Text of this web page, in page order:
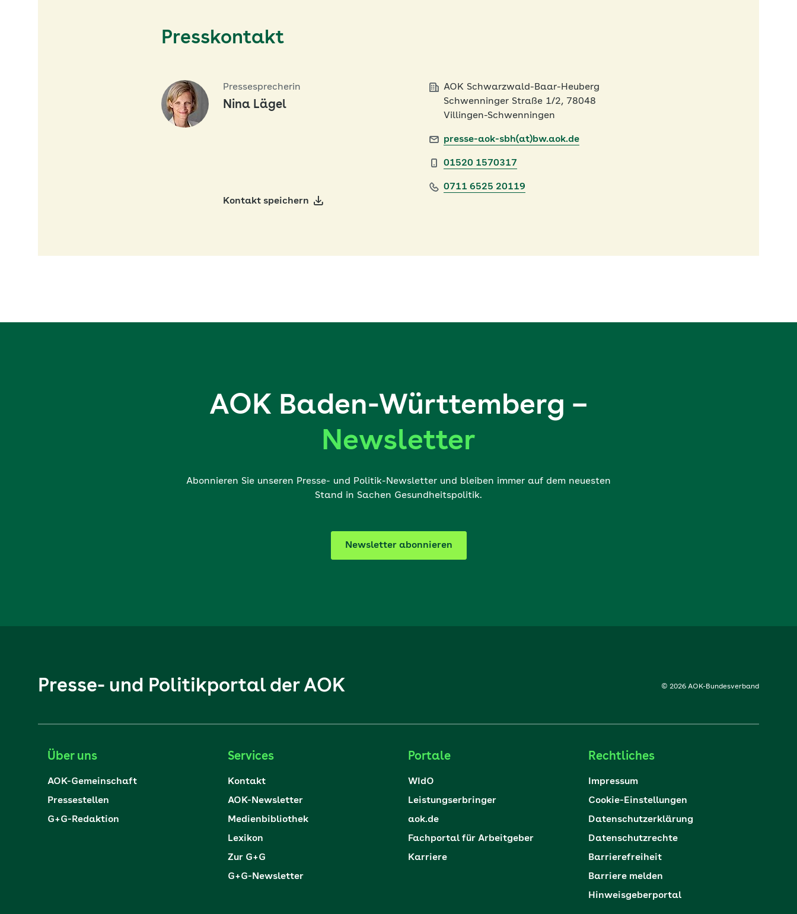
Presskontakt
Pressesprecherin
Nina Lägel
AOK Schwarzwald-Baar-Heuberg
Schwenninger Straße 1/2, 78048
Villingen-Schwenningen
presse-aok-sbh(at)bw.aok.de
01520 1570317
0711 6525 20119
Kontakt speichern
AOK Baden-Württemberg –
Newsletter
Abonnieren Sie unseren Presse- und Politik-Newsletter und bleiben immer auf dem neuesten
Stand in Sachen Gesundheitspolitik.
Newsletter abonnieren
Presse- und Politikportal der AOK © 2026 AOK-Bundesverband
Über uns
AOK-Gemeinschaft
Pressestellen
G+G-Redaktion
Services
Kontakt
AOK-Newsletter
Medienbibliothek
Lexikon
Zur G+G
G+G-Newsletter
Portale
WIdO
Leistungserbringer
aok.de
Fachportal für Arbeitgeber
Karriere
Rechtliches
Impressum
Cookie-Einstellungen
Datenschutzerklärung
Datenschutzrechte
Barrierefreiheit
Barriere melden
Hinweisgeberportal